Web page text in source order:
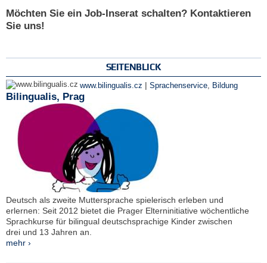
Möchten Sie ein Job-Inserat schalten? Kontaktieren
Sie uns!
SEITENBLICK
www.bilingualis.cz | Sprachenservice, Bildung
Bilingualis, Prag
Deutsch als zweite Muttersprache spielerisch erleben und
erlernen: Seit 2012 bietet die Prager Elterninitiative wöchentliche
Sprachkurse für bilingual deutschsprachige Kinder zwischen
drei und 13 Jahren an.
mehr ›